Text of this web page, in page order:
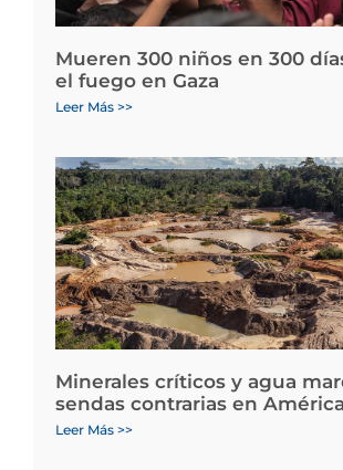
Mueren 300 niños en 300
el fuego en Gaza
Leer Más >>
Minerales críticos y agua
sendas contrarias en
Leer Más >>